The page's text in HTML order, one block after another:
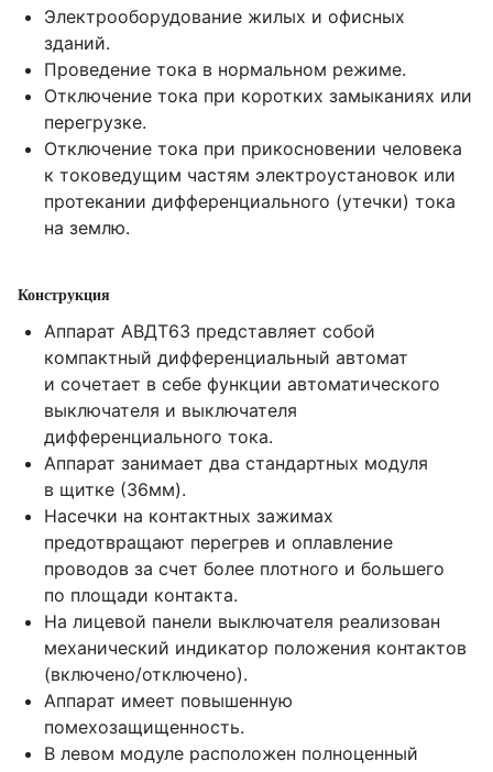
Электрооборудование жилых и офисных
зданий.
Проведение тока в нормальном режиме.
Отключение тока при коротких замыканиях или
перегрузке.
Отключение тока при прикосновении человека
к токоведущим частям электроустановок или
протекании дифференциального (утечки) тока
на землю.
Конструкция
Аппарат АВДТ63 представляет собой
компактный дифференциальный автомат
и сочетает в себе функции автоматического
выключателя и выключателя
дифференциального тока.
Аппарат занимает два стандартных модуля
в щитке (36мм).
Насечки на контактных зажимах
предотвращают перегрев и оплавление
проводов за счет более плотного и большего
по площади контакта.
На лицевой панели выключателя реализован
механический индикатор положения контактов
(включено/отключено).
Аппарат имеет повышенную
помехозащищенность.
В левом модуле расположен полноценный